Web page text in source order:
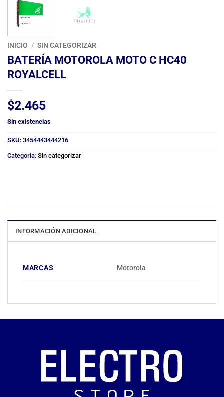
INICIO / SIN CATEGORIZAR
BATERÍA MOTOROLA MOTO C HC40
ROYALCELL
$2.465
Sin existencias
SKU: 3454443444216
Categoría: Sin categorizar
INFORMACIÓN ADICIONAL
MARCAS Motorola